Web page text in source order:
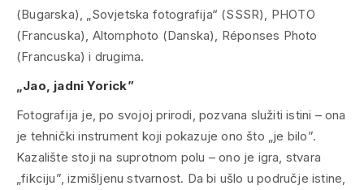
(Bugarska), „Sovjetska fotografija“ (SSSR), PHOTO
(Francuska), Altomphoto (Danska), Réponses Photo
(Francuska) i drugima.
„Jao, jadni Yorick”
Fotografija je, po svojoj prirodi, pozvana služiti istini – ona
je tehnički instrument koji pokazuje ono što „je bilo”.
Kazalište stoji na suprotnom polu – ono je igra, stvara
„fikciju”, izmišljenu stvarnost. Da bi ušlo u područje istine,